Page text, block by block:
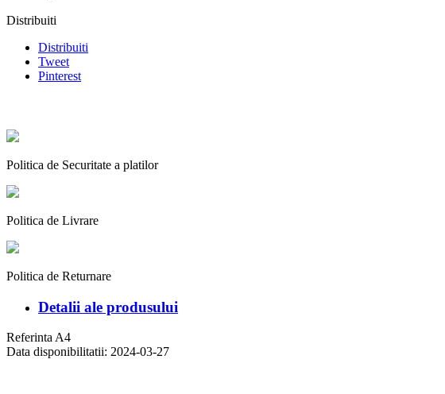
Distribuiti
Distribuiti
Tweet
Pinterest
Politica de Securitate a platilor
Politica de Livrare
Politica de Returnare
Detalii ale produsului
Referinta A4
Data disponibilitatii: 2024-03-27